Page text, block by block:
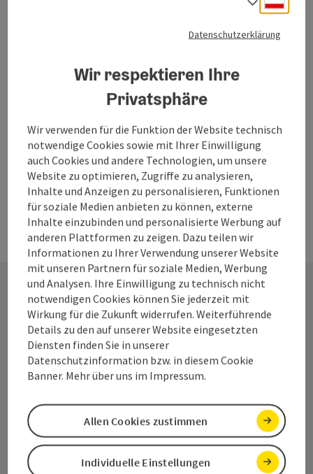
Öffentliche Bücherei Bibliothek
Herzlich Willkommen in der neuen Bibliothek Weyregg im
Weyregg am Attersee
+43 664 73674004
Mittwoch geöffnet
Donnerstag geöffnet
Freitag geöffnet
Samstag geöffnet
Sonntag geöffnet
Feiertag geöffnet
Kontakt
Salzkammergut Tourismus - Destination
Attergaustraße 55
4880 St. Georgen
Datenschutzerklärung
Wir respektieren Ihre
Privatsphäre
Wir verwenden für die Funktion der Website technisch
notwendige Cookies sowie mit Ihrer Einwilligung
auch Cookies und andere Technologien, um unsere
Website zu optimieren, Zugriffe zu analysieren,
Inhalte und Anzeigen zu personalisieren, Funktionen
für soziale Medien anbieten zu können, externe
Inhalte einzubinden und personalisierte Werbung auf
anderen Plattformen zu zeigen. Dazu teilen wir
Informationen zu Ihrer Verwendung unserer Website
mit unseren Partnern für soziale Medien, Werbung
und Analysen. Ihre Einwilligung zu technisch nicht
notwendigen Cookies können Sie jederzeit mit
Wirkung für die Zukunft widerrufen. Weiterführende
Details zu den auf unserer Website eingesetzten
Diensten finden Sie in unserer
Datenschutzinformation bzw. in diesem Cookie
Banner. Mehr über uns im Impressum.
Individuelle Einstellungen
Allen Cookies zustimmen